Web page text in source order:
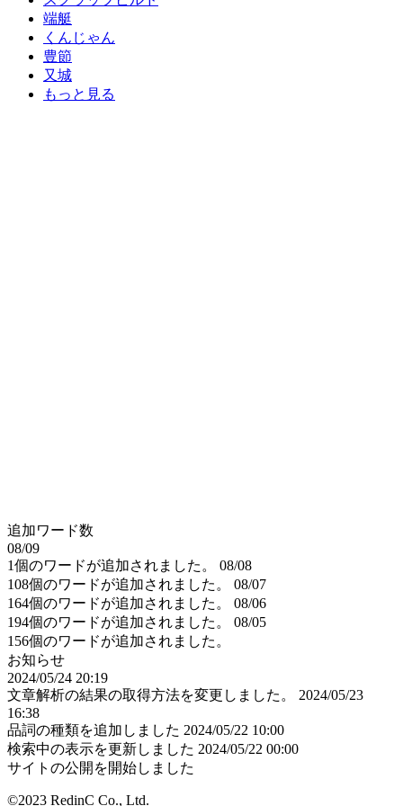
端艇
くんじゃん
豊節
又城
もっと見る
追加ワード数
08/09
1個のワードが追加されました。
08/08
108個のワードが追加されました。
08/07
164個のワードが追加されました。
08/06
194個のワードが追加されました。
08/05
156個のワードが追加されました。
お知らせ
2024/05/24 20:19
文章解析の結果の取得方法を変更しました。
2024/05/23
16:38
品詞の種類を追加しました 2024/05/22 10:00
検索中の表示を更新しました 2024/05/22 00:00
サイトの公開を開始しました
©2023 RedinC Co., Ltd.